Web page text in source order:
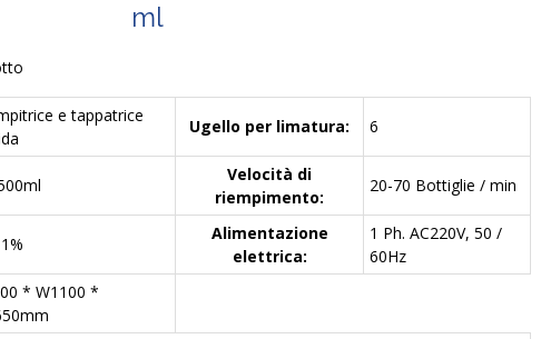
ml
e tappatrice
Ugello per limatura: 6
Velocità di
riempimento:
20-70 Bottiglie / min
Alimentazione
elettrica:
1 Ph. AC220V, 50 /
60Hz
* W1100 *